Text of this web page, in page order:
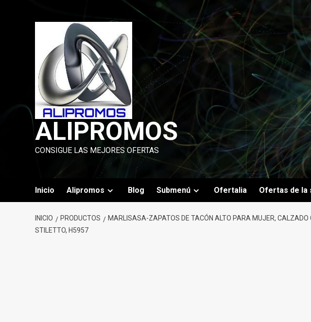
ALIPROMOS
CONSIGUE LAS MEJORES OFERTAS
Inicio Alipromos Blog Submenú Ofertalia Ofertas de la
INICIO PRODUCTOS
MARLISASA-ZAPATOS DE TACÓN ALTO PARA MUJER, CALZADO
STILETTO, H5957